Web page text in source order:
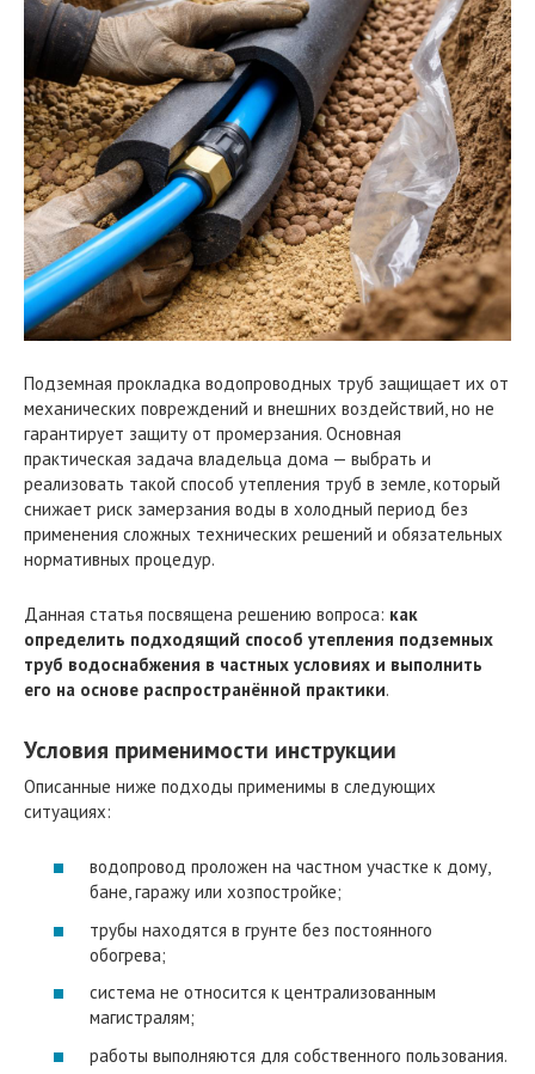
Подземная прокладка водопроводных труб защищает их от
механических повреждений и внешних воздействий, но не
гарантирует защиту от промерзания. Основная
практическая задача владельца дома — выбрать и
реализовать такой способ утепления труб в земле, который
снижает риск замерзания воды в холодный период без
применения сложных технических решений и обязательных
нормативных процедур.
Данная статья посвящена решению вопроса: как
определить подходящий способ утепления подземных
труб водоснабжения в частных условиях и выполнить
его на основе распространённой практики.
Условия применимости инструкции
Описанные ниже подходы применимы в следующих
ситуациях:
водопровод проложен на частном участке к дому,
бане, гаражу или хозпостройке;
трубы находятся в грунте без постоянного
обогрева;
система не относится к централизованным
магистралям;
работы выполняются для собственного пользования.